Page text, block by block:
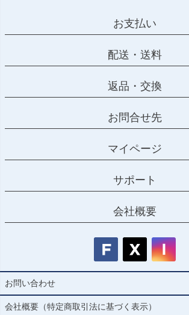
お支払い
配送・送料
返品・交換
お問合せ先
マイページ
サポート
会社概要
お問い合わせ
会社概要（特定商取引法に基づく表示）